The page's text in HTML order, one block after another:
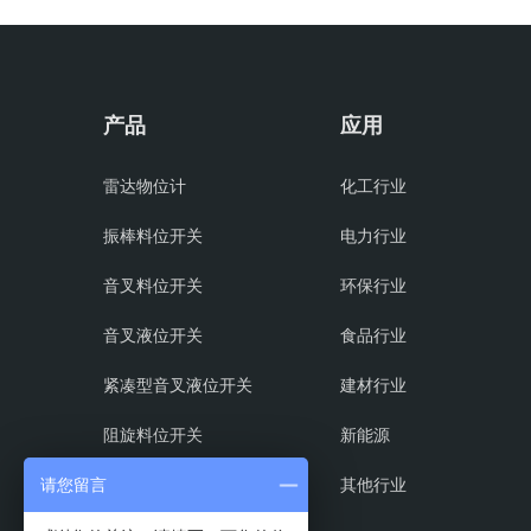
产品
雷达物位计
振棒料位开关
音叉料位开关
音叉液位开关
紧凑型音叉液位开关
阻旋料位开关
射频导纳料位开关
应用
化工行业
电力行业
环保行业
食品行业
建材行业
新能源
其他行业
请您留言